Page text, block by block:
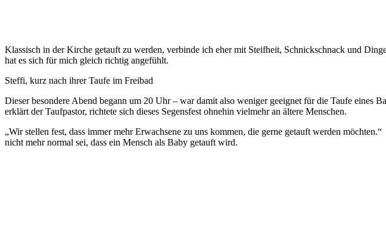
Klassisch in der Kirche getauft zu werden, verbinde ich eher mit Steifheit, Schnickschnack und
hat es sich für mich gleich richtig angefühlt.
Steffi, kurz nach ihrer Taufe im Freibad
Dieser besondere Abend begann um 20 Uhr – war damit also weniger geeignet für die Taufe
erklärt der Taufpastor, richtete sich dieses Segensfest ohnehin vielmehr an ältere Menschen.
„Wir stellen fest, dass immer mehr Erwachsene zu uns kommen, die gerne getauft werden
nicht mehr normal sei, dass ein Mensch als Baby getauft wird.